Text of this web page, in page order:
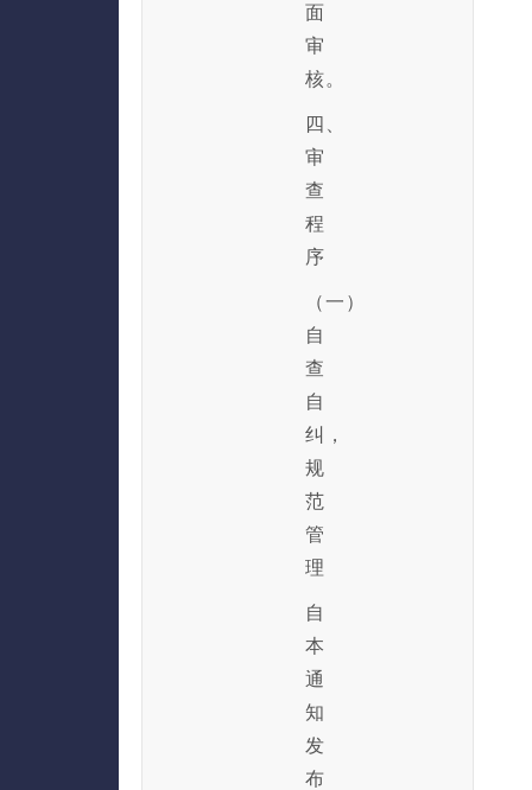
面
审
核。
四、
审
查
程
序
（一）
自
查
自
纠，
规
范
管
理
自
本
通
知
发
布